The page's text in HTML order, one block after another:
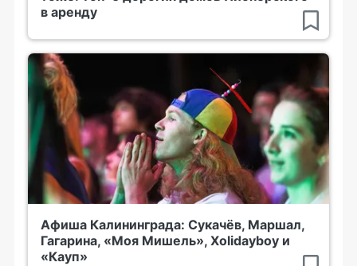
в аренду
Афиша Калининграда: Сукачёв, Маршал,
Гагарина, «Моя Мишель», Xolidayboy и
«Кауп»